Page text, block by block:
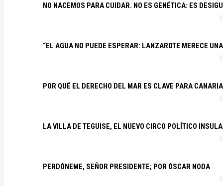
NO NACEMOS PARA CUIDAR. NO ES GENÉTICA: ES
“EL AGUA NO PUEDE ESPERAR: LANZAROTE MERECE
POR QUÉ EL DERECHO DEL MAR ES CLAVE PARA
LA VILLA DE TEGUISE, EL NUEVO CIRCO POLÍTICO
PERDÓNEME, SEÑOR PRESIDENTE; POR ÓSCAR NODA